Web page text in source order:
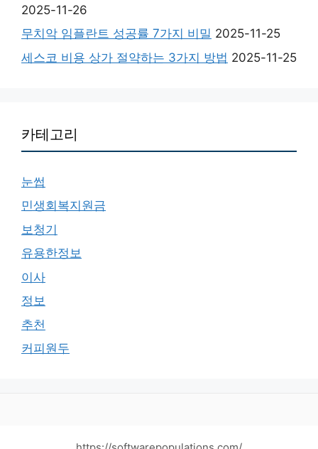
2025-11-26
무치악 임플란트 성공률 7가지 비밀 2025-11-25
세스코 비용 상가 절약하는 3가지 방법 2025-11-25
카테고리
눈썹
민생회복지원금
보청기
유용한정보
이사
정보
추천
커피원두